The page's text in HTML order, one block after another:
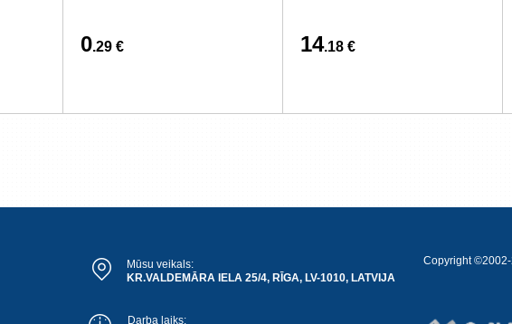
0.29 € 14.18 €
Mūsu veikals:
KR.VALDEMĀRA IELA 25/4, RĪGA, LV-1010, LATVIJA
Darba laiks:
Copyright